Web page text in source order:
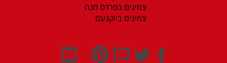
צמיגים בפרדס חנה
צמיגים ביוקנעם